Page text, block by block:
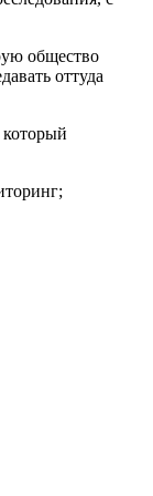
общество
оттуда